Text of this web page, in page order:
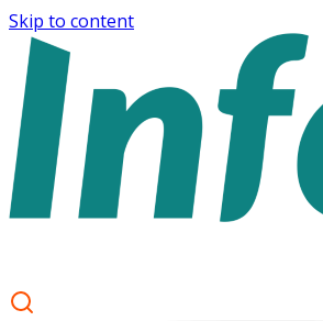
Skip to content